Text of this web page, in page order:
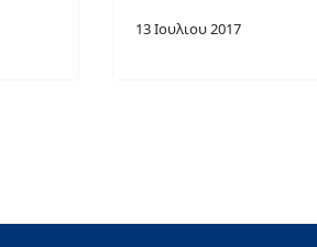
13 Ιουλιου 2017